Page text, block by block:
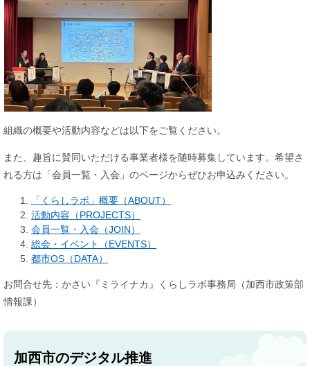
組織の概要や活動内容などは以下をご覧ください。
また、趣旨に賛同いただける事業者様を随時募集しています。希望さ
れる方は「会員一覧・入会」のページからぜひお申込みください。
「くらしラボ」概要（ABOUT）
活動内容（PROJECTS）
会員一覧・入会（JOIN）
総会・イベント（EVENTS）
都市OS（DATA）
お問合せ先：かさい『ミライナカ』くらしラボ事務局（加西市政策部
情報課）
加西市のデジタル推進